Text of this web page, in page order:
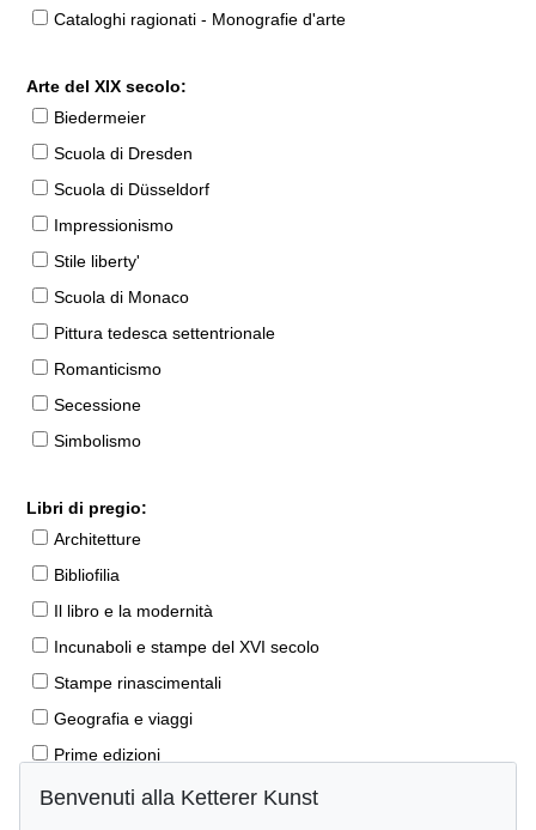
Cataloghi ragionati - Monografie d'arte
Arte del XIX secolo:
Biedermeier
Scuola di Dresden
Scuola di Düsseldorf
Impressionismo
Stile liberty'
Scuola di Monaco
Pittura tedesca settentrionale
Romanticismo
Secessione
Simbolismo
Libri di pregio:
Architetture
Bibliofilia
Il libro e la modernità
Incunaboli e stampe del XVI secolo
Stampe rinascimentali
Geografia e viaggi
Prime edizioni
Manoscritti antichi
Benvenuti alla Ketterer Kunst